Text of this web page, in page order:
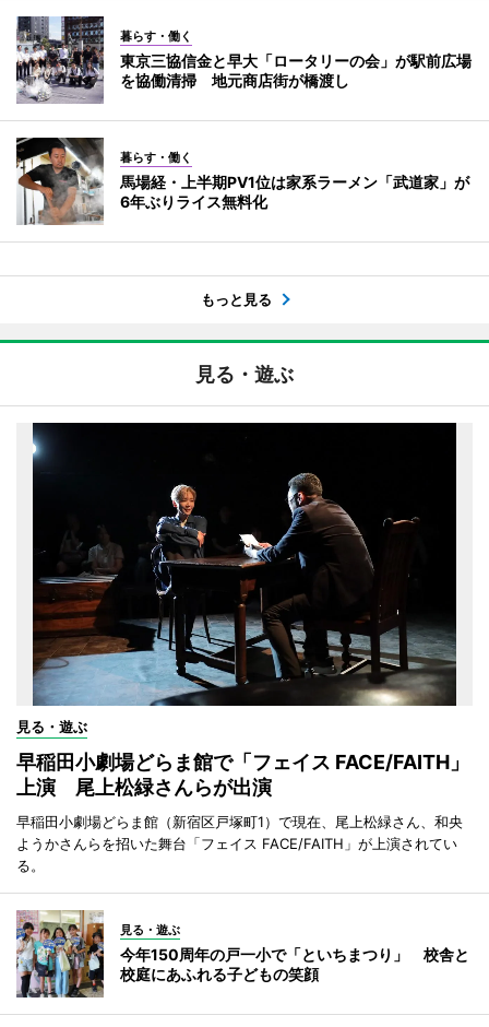
暮らす・働く
東京三協信金と早大「ロータリーの会」が駅前広場
を協働清掃 地元商店街が橋渡し
暮らす・働く
馬場経・上半期PV1位は家系ラーメン「武道家」が
6年ぶりライス無料化
もっと見る
見る・遊ぶ
見る・遊ぶ
早稲田小劇場どらま館で「フェイス FACE/FAITH」
上演 尾上松緑さんらが出演
早稲田小劇場どらま館（新宿区戸塚町1）で現在、尾上松緑さん、和央
ようかさんらを招いた舞台「フェイス FACE/FAITH」が上演されてい
る。
見る・遊ぶ
今年150周年の戸一小で「といちまつり」 校舎と
校庭にあふれる子どもの笑顔